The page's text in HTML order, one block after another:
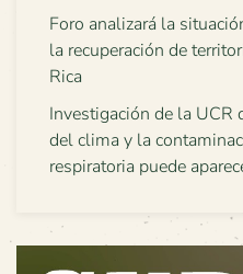
Foro analizará la
la recuperación de
Rica
Investigación de la UCR
del clima y la
respiratoria puede